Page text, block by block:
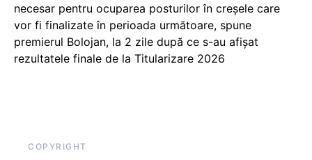
necesar pentru ocuparea posturilor în creșele care
vor fi finalizate în perioada următoare, spune
premierul Bolojan, la 2 zile după ce s-au afișat
rezultatele finale de la Titularizare 2026
COPYRIGHT